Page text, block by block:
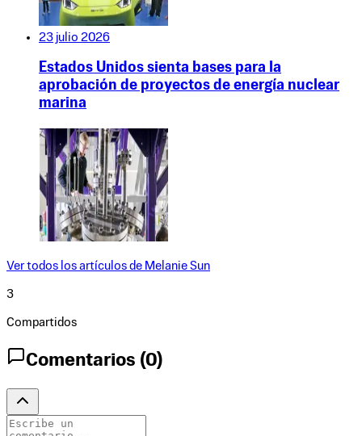
23 julio 2026
Estados Unidos sienta bases para la
aprobación de proyectos de energía nuclear
marina
Ver todos los artículos de Melanie Sun
3
Compartidos
Comentarios (0)